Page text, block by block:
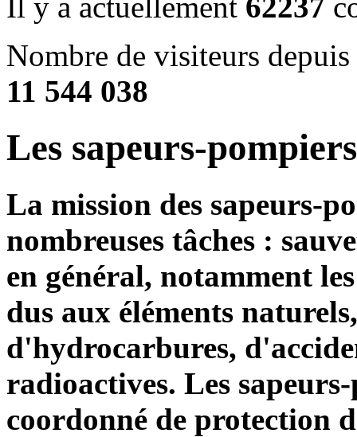
Nombre de visiteurs
11 544 038
Les sapeurs-pompiers
La mission des sapeurs-
nombreuses tâches :
en général, notamment
dus aux éléments
d'hydrocarbures,
radioactives. Les
coordonné de protection